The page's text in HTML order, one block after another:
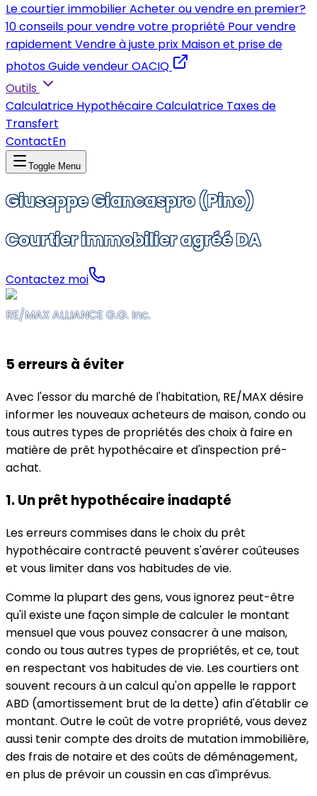
Le courtier immobilierAcheter ou vendre en premier?
10 conseils pour vendre votre propriété Pour vendre
rapidement Vendre à juste prix Maison et prise de
photosGuide vendeur OACIQ
Outils
Calculatrice HypothécaireCalculatrice Taxes de
Transfert
ContactEn
Toggle Menu
Giuseppe Giancaspro (Pino)
Courtier immobilier agréé DA
Contactez moi
RE/MAX ALLIANCE G.G. Inc.
5 erreurs à éviter
Avec l'essor du marché de l'habitation, RE/MAX désire
informer les nouveaux acheteurs de maison, condo ou
tous autres types de propriétés des choix à faire en
matière de prêt hypothécaire et d'inspection pré-
achat.
1. Un prêt hypothécaire inadapté
Les erreurs commises dans le choix du prêt
hypothécaire contracté peuvent s'avérer coûteuses
et vous limiter dans vos habitudes de vie.
Comme la plupart des gens, vous ignorez peut-être
qu'il existe une façon simple de calculer le montant
mensuel que vous pouvez consacrer à une maison,
condo ou tous autres types de propriétés, et ce, tout
en respectant vos habitudes de vie. Les courtiers ont
souvent recours à un calcul qu'on appelle le rapport
ABD (amortissement brut de la dette) afin d'établir ce
montant. Outre le coût de votre propriété, vous devez
aussi tenir compte des droits de mutation immobilière,
des frais de notaire et des coûts de déménagement,
en plus de prévoir un coussin en cas d'imprévus.